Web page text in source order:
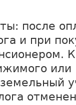
после
и при